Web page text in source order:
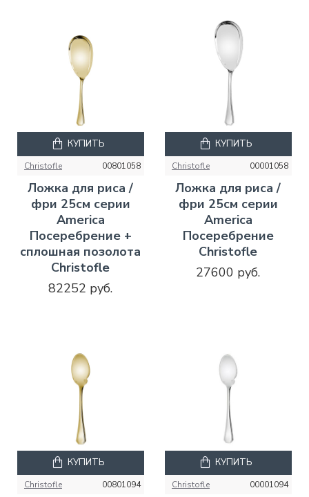
Christofle 00801058
Ложка для риса /
фри 25см серии
America
Посеребрение +
сплошная позолота
Christofle
82252 руб.
КУПИТЬ
Christofle 00001058
Ложка для риса /
фри 25см серии
America
Посеребрение
Christofle
27600 руб.
КУПИТЬ
Christofle 00801094
КУПИТЬ
Christofle 00001094
КУПИТЬ